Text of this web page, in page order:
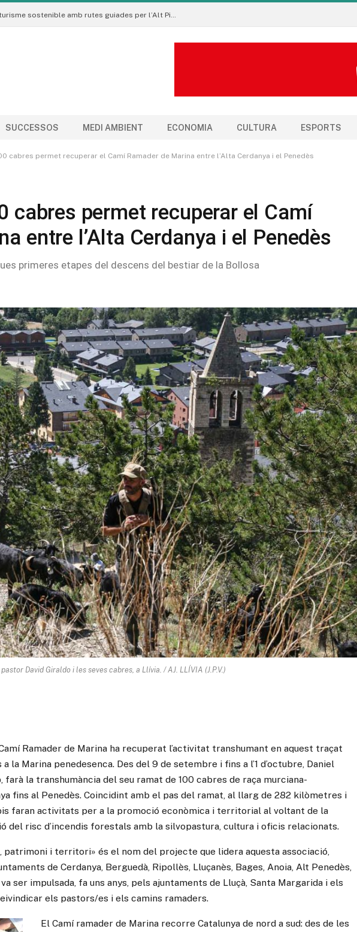
Pirineu a Peu promou un turisme sostenible amb rutes guiades per l’Alt Pirineu i l’Aran
SUCCESSOS MEDI AMBIENT ECONOMIA CULTURA ESPORTS
cabres permet recuperar el Camí Ramader de Marina entre l’Alta Cerdanya i el Penedès
cabres permet recuperar el Camí
entre l’Alta Cerdanya i el Penedès
primeres etapes del descens del bestiar de la Bollosa
David Giraldo i les seves cabres, a Llívia. / AJ. LLÍVIA (J.P.V.)
Camí Ramader de Marina ha recuperat l’activitat transhumant en aquest traçat
la Marina penedesenca. Des del 9 de setembre i fins a l’1 d’octubre, Daniel
farà la transhumància del seu ramat de 100 cabres de raça murciana-
fins al Penedès. Coincidint amb el pas del ramat, al llarg de 282 kilòmetres i
faran activitats per a la promoció econòmica i territorial al voltant de la
del risc d’incendis forestals amb la silvopastura, cultura i oficis relacionats.
patrimoni i territori» és el nom del projecte que lidera aquesta associació,
de Cerdanya, Berguedà, Ripollès, Lluçanès, Bages, Anoia, Alt Penedès,
ser impulsada, fa uns anys, pels ajuntaments de Lluçà, Santa Margarida i els
els pastors/es i els camins ramaders.
El Camí ramader de Marina recorre Catalunya de nord a sud: des de les